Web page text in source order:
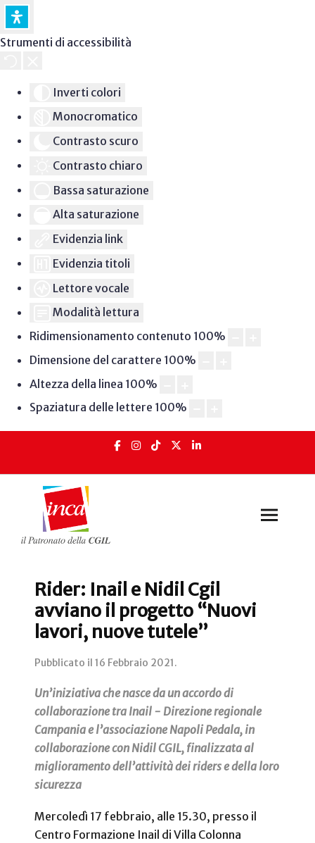
Strumenti di accessibilità
Inverti colori
Monocromatico
Contrasto scuro
Contrasto chiaro
Bassa saturazione
Alta saturazione
Evidenzia link
Evidenzia titoli
Lettore vocale
Modalità lettura
Ridimensionamento contenuto 100%
Dimensione del carattere 100%
Altezza della linea 100%
Spaziatura delle lettere 100%
Rider: Inail e Nidil Cgil
avviano il progetto “Nuovi
lavori, nuove tutele”
Pubblicato il 16 Febbraio 2021.
Un’iniziativa che nasce da un accordo di
collaborazione tra Inail - Direzione regionale
Campania e l’associazione Napoli Pedala, in
collaborazione con Nidil CGIL, finalizzata al
miglioramento dell’attività dei riders e della loro
sicurezza
Mercoledì 17 febbraio, alle 15.30, presso il
Centro Formazione Inail di Villa Colonna